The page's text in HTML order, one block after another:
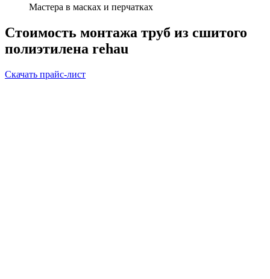
Мастера в масках и перчатках
Стоимость монтажа труб из сшитого
полиэтилена rehau
Скачать прайс-лист